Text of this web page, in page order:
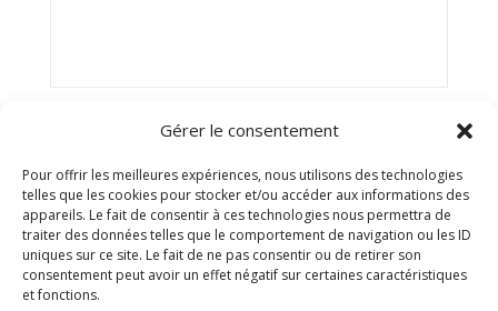
Gérer le consentement
Pour offrir les meilleures expériences, nous utilisons des technologies
telles que les cookies pour stocker et/ou accéder aux informations des
appareils. Le fait de consentir à ces technologies nous permettra de
traiter des données telles que le comportement de navigation ou les ID
uniques sur ce site. Le fait de ne pas consentir ou de retirer son
consentement peut avoir un effet négatif sur certaines caractéristiques
et fonctions.
© Titien 2025